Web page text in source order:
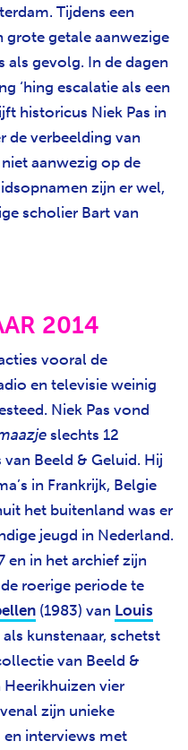
Tijdens een
grote getale aanwezige
als gevolg. In de dagen
‘hing escalatie als een
historicus Niek Pas in
de verbeelding van
aanwezig op de
zijn er wel,
scholier Bart van
2014
vooral de
en televisie weinig
Niek Pas vond
slechts 12
Beeld & Geluid. Hij
in Frankrijk, Belgie
het buitenland was er
jeugd in Nederland.
en in het archief zijn
roerige periode te
(1983) van Louis
kunstenaar, schetst
van Beeld &
vier
zijn unieke
en interviews met